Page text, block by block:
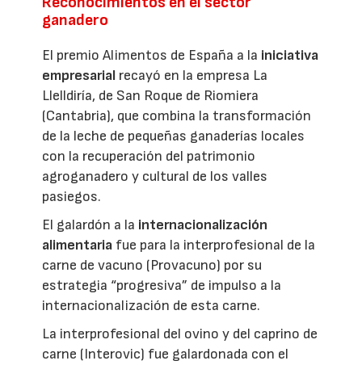
ganadero
El premio Alimentos de España a la iniciativa
empresarial recayó en la empresa La
Llelldiría, de San Roque de Riomiera
(Cantabria), que combina la transformación
de la leche de pequeñas ganaderías locales
con la recuperación del patrimonio
agroganadero y cultural de los valles
pasiegos.
El galardón a la internacionalización
alimentaria fue para la interprofesional de la
carne de vacuno (Provacuno) por su
estrategia “progresiva” de impulso a la
internacionalización de esta carne.
La interprofesional del ovino y del caprino de
carne (Interovic) fue galardonada con el